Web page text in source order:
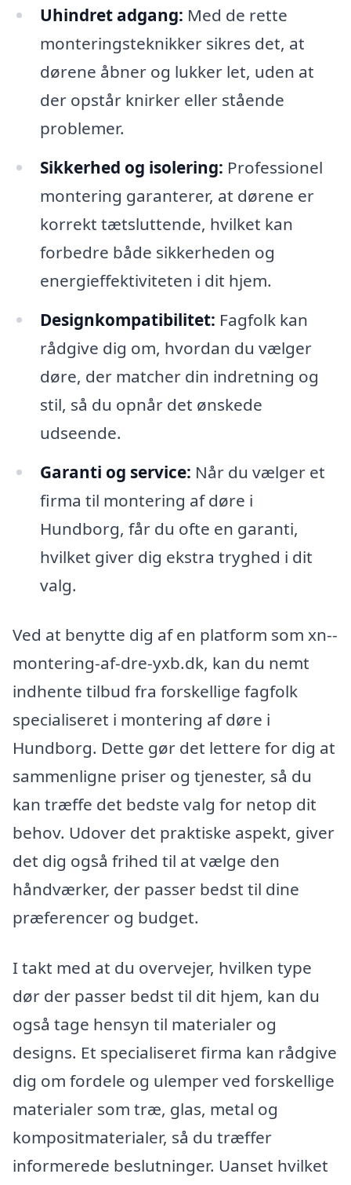
Uhindret adgang: Med de rette
monteringsteknikker sikres det, at
dørene åbner og lukker let, uden at
der opstår knirker eller stående
problemer.
Sikkerhed og isolering: Professionel
montering garanterer, at dørene er
korrekt tætsluttende, hvilket kan
forbedre både sikkerheden og
energieffektiviteten i dit hjem.
Designkompatibilitet: Fagfolk kan
rådgive dig om, hvordan du vælger
døre, der matcher din indretning og
stil, så du opnår det ønskede
udseende.
Garanti og service: Når du vælger et
firma til montering af døre i
Hundborg, får du ofte en garanti,
hvilket giver dig ekstra tryghed i dit
valg.
Ved at benytte dig af en platform som xn--
montering-af-dre-yxb.dk, kan du nemt
indhente tilbud fra forskellige fagfolk
specialiseret i montering af døre i
Hundborg. Dette gør det lettere for dig at
sammenligne priser og tjenester, så du
kan træffe det bedste valg for netop dit
behov. Udover det praktiske aspekt, giver
det dig også frihed til at vælge den
håndværker, der passer bedst til dine
præferencer og budget.
I takt med at du overvejer, hvilken type
dør der passer bedst til dit hjem, kan du
også tage hensyn til materialer og
designs. Et specialiseret firma kan rådgive
dig om fordele og ulemper ved forskellige
materialer som træ, glas, metal og
kompositmaterialer, så du træffer
informerede beslutninger. Uanset hvilket